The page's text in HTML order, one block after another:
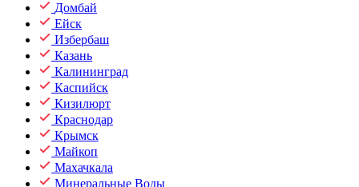
Домбай
Ейск
Избербаш
Казань
Калининград
Каспийск
Кизилюрт
Краснодар
Крымск
Майкоп
Махачкала
Минеральные Воды